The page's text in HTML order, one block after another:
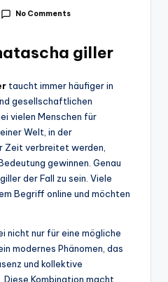
No Comments
giller
taucht immer häufiger in
gesellschaftlichen
vielen Menschen für
Welt, in der
Zeit verbreitet werden,
gewinnen. Genau
der Fall zu sein. Viele
Begriff online und möchten
nicht nur für eine mögliche
modernes Phänomen, das
und kollektive
Diese Kombination macht